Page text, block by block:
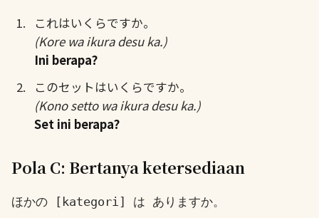
これはいくらですか。
(Kore wa ikura desu ka.)
Ini berapa?
このセットはいくらですか。
(Kono setto wa ikura desu ka.)
Set ini berapa?
Pola C: Bertanya ketersediaan
ほかの [kategori] は ありますか。